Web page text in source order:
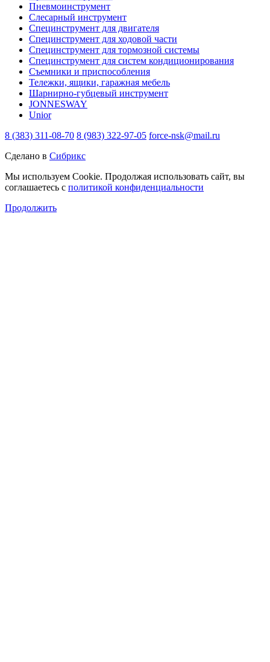
Пневмоинструмент
Слесарный инструмент
Специнструмент для двигателя
Специнструмент для ходовой части
Специнструмент для тормозной системы
Специнструмент для систем кондиционирования
Съемники и приспособления
Тележки, ящики, гаражная мебель
Шарнирно-губцевый инструмент
JONNESWAY
Unior
8 (383) 311-08-70 8 (983) 322-97-05 force-nsk@mail.ru
Сделано в Сибрикс
Мы используем Cookie. Продолжая использовать сайт, вы
соглашаетесь с политикой конфиденциальности
Продолжить